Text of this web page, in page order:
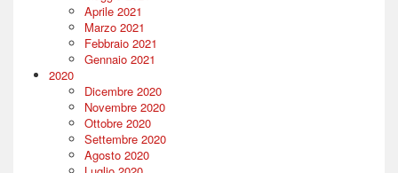
Aprile 2021
Marzo 2021
Febbraio 2021
Gennaio 2021
2020
Dicembre 2020
Novembre 2020
Ottobre 2020
Settembre 2020
Agosto 2020